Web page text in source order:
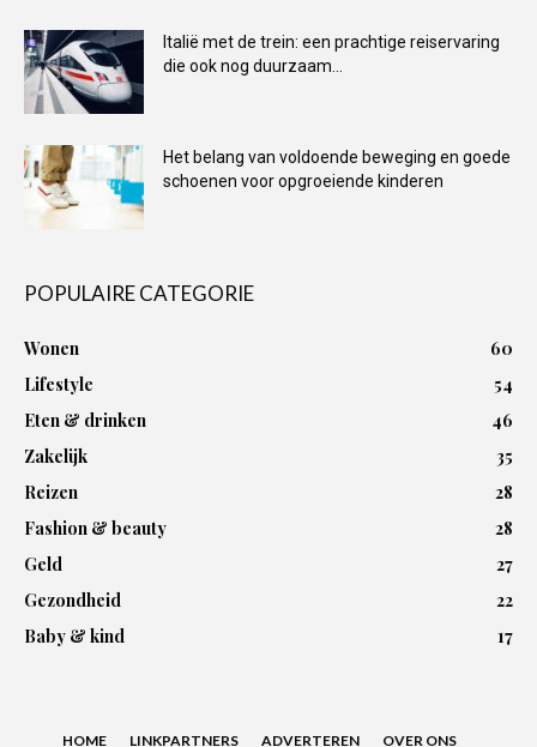
Italië met de trein: een prachtige reiservaring
die ook nog duurzaam...
Het belang van voldoende beweging en goede
schoenen voor opgroeiende kinderen
POPULAIRE CATEGORIE
Wonen
60
Lifestyle
54
Eten & drinken
46
Zakelijk
35
Reizen
28
Fashion & beauty
28
Geld
27
Gezondheid
22
Baby & kind
17
HOME LINKPARTNERS ADVERTEREN OVER ONS